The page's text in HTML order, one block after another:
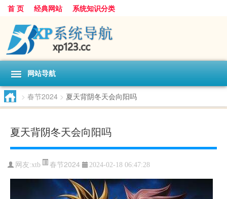
首 页 经典网站 系统知识分类
网站导航
> 春节2024 > 夏天背阴冬天会向阳吗
夏天背阴冬天会向阳吗
网友:xtb 春节2024 2024-02-18 06:47:28